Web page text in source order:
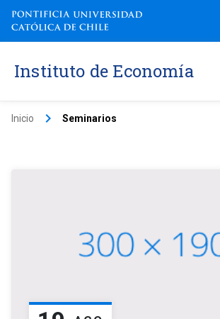
Instituto de Economía
Inicio keyboard_arrow_right Seminarios